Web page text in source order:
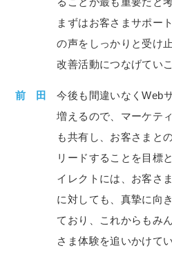
まずはお客さまサポー
の声をしっかりと受け
改善活動につなげてい
前 田
今後も間違いなくWeb
増えるので、マーケテ
も共有し、お客さまと
リードすることを目標
イレクトには、お客さ
に対しても、真摯に向
ており、これからもみ
さま体験を追いかけて